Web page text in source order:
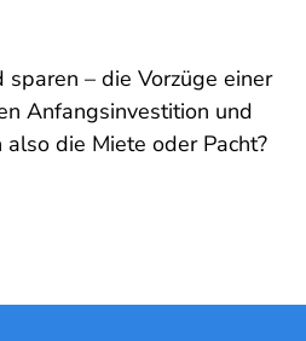
– die Vorzüge einer
Anfangsinvestition und
die Miete oder Pacht?